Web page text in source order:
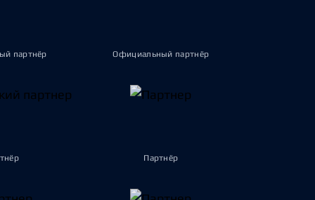
партнёр Официальный партнёр
Партнёр